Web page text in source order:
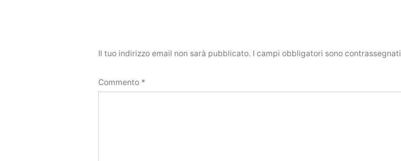
Il tuo indirizzo email non sarà pubblicato. I campi obbligatori sono contrassegnati
Commento *